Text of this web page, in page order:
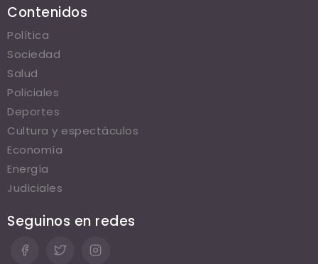
Contenidos
Política
Sociedad
Salud
Policiales
Deportes
Cultura y espectáculos
Economía
Energía
Judiciales
Seguinos en redes